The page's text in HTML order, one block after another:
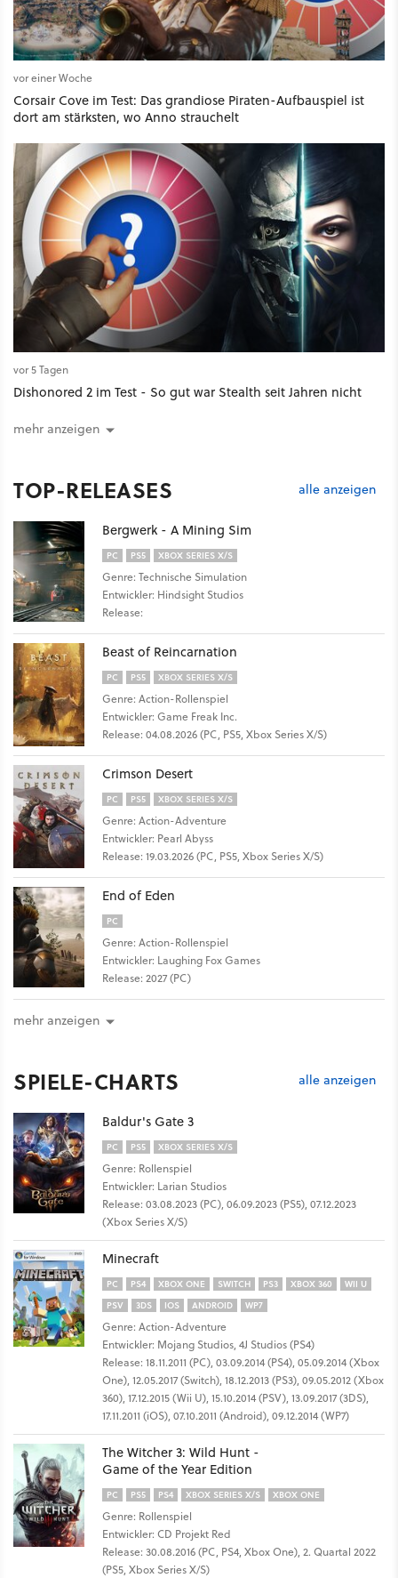
vor einer Woche
Corsair Cove im Test: Das grandiose Piraten-Aufbauspiel ist
dort am stärksten, wo Anno strauchelt
vor 5 Tagen
Dishonored 2 im Test - So gut war Stealth seit Jahren nicht
mehr anzeigen
TOP-RELEASES alle anzeigen
Bergwerk - A Mining Sim
PC PS5 XBOX SERIES X/S
Genre: Technische Simulation
Entwickler: Hindsight Studios
Release:
Beast of Reincarnation
PC PS5 XBOX SERIES X/S
Genre: Action-Rollenspiel
Entwickler: Game Freak Inc.
Release: 04.08.2026 (PC, PS5, Xbox Series X/S)
Crimson Desert
PC PS5 XBOX SERIES X/S
Genre: Action-Adventure
Entwickler: Pearl Abyss
Release: 19.03.2026 (PC, PS5, Xbox Series X/S)
End of Eden
PC
Genre: Action-Rollenspiel
Entwickler: Laughing Fox Games
Release: 2027 (PC)
mehr anzeigen
SPIELE-CHARTS alle anzeigen
Baldur's Gate 3
PC PS5 XBOX SERIES X/S
Genre: Rollenspiel
Entwickler: Larian Studios
Release: 03.08.2023 (PC), 06.09.2023 (PS5), 07.12.2023
(Xbox Series X/S)
Minecraft
PC PS4 XBOX ONE SWITCH PS3 XBOX 360
WII U
PSV
3DS IOS ANDROID WP7
Genre: Action-Adventure
Entwickler: Mojang Studios, 4J Studios (PS4)
Release: 18.11.2011 (PC), 03.09.2014 (PS4), 05.09.2014 (Xbox
One), 12.05.2017 (Switch), 18.12.2013 (PS3), 09.05.2012 (Xbox
360), 17.12.2015 (Wii U), 15.10.2014 (PSV), 13.09.2017 (3DS),
17.11.2011 (iOS), 07.10.2011 (Android), 09.12.2014 (WP7)
The Witcher 3: Wild Hunt -
Game of the Year Edition
PC PS5 PS4 XBOX SERIES X/S XBOX ONE
Genre: Rollenspiel
Entwickler: CD Projekt Red
Release: 30.08.2016 (PC, PS4, Xbox One), 2. Quartal 2022
(PS5, Xbox Series X/S)